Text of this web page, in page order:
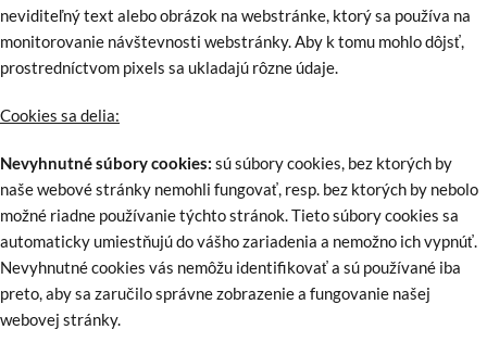
neviditeľný text alebo obrázok na webstránke, ktorý sa používa na
monitorovanie návštevnosti webstránky. Aby k tomu mohlo dôjsť,
prostredníctvom pixels sa ukladajú rôzne údaje.
Cookies sa delia:
Nevyhnutné súbory cookies: sú súbory cookies, bez ktorých by
naše webové stránky nemohli fungovať, resp. bez ktorých by nebolo
možné riadne používanie týchto stránok. Tieto súbory cookies sa
automaticky umiestňujú do vášho zariadenia a nemožno ich vypnúť.
Nevyhnutné cookies vás nemôžu identifikovať a sú používané iba
preto, aby sa zaručilo správne zobrazenie a fungovanie našej
webovej stránky.